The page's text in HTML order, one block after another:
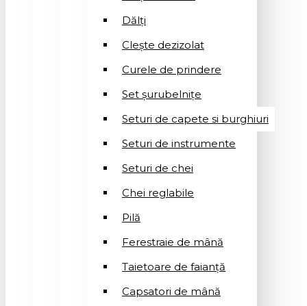
Dălți
Clește dezizolat
Curele de prindere
Set șurubelnițe
Seturi de capete si burghiuri
Seturi de instrumente
Seturi de chei
Chei reglabile
Pilă
Ferestraie de mână
Taietoare de faianță
Capsatori de mână